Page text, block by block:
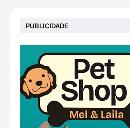
PUBLICIDADE